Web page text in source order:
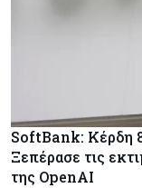
SoftBank: Κέρδη
Ξεπέρασε τις
της OpenAI